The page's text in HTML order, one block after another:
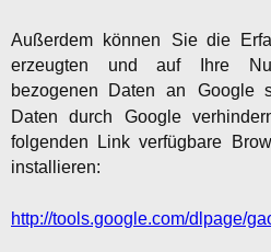
Außerdem können Sie die
erzeugten
und auf Ihre
bezogenen
Daten an Google
Daten
durch Google
folgenden
Link verfügbare
installieren:
http://tools.google.com/dlpage/